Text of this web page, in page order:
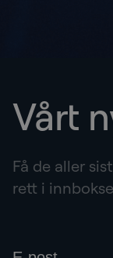
Vårt
Få de aller
rett i